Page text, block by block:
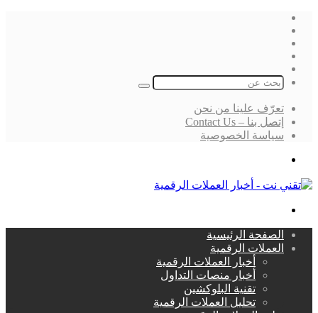
بحث
تعرّف علينا من نحن
إتصل بنا – Contact Us
سياسة الخصوصية
الصفحة الرئيسية
العملات الرقمية
أخبار العملات الرقمية
أخبار منصات التداول
تقنية البلوكشين
تحليل العملات الرقمية